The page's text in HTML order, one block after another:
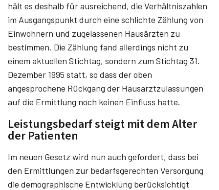
hält es deshalb für ausreichend, die Verhältniszahlen
im Ausgangspunkt durch eine schlichte Zählung von
Einwohnern und zugelassenen Hausärzten zu
bestimmen. Die Zählung fand allerdings nicht zu
einem aktuellen Stichtag, sondern zum Stichtag 31.
Dezember 1995 statt, so dass der oben
angesprochene Rückgang der Hausarztzulassungen
auf die Ermittlung noch keinen Einfluss hatte.
Leistungsbedarf steigt mit dem Alter
der Patienten
Im neuen Gesetz wird nun auch gefordert, dass bei
den Ermittlungen zur bedarfsgerechten Versorgung
die demographische Entwicklung berücksichtigt